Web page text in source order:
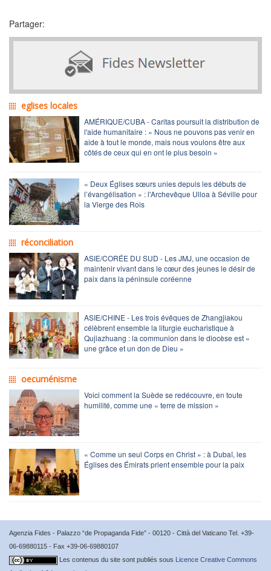
Partager:
eglises locales
AMÉRIQUE/CUBA - Caritas poursuit la distribution de
l'aide humanitaire : « Nous ne pouvons pas venir en
aide à tout le monde, mais nous voulons être aux
côtés de ceux qui en ont le plus besoin »
« Deux Églises sœurs unies depuis les débuts de
l’évangélisation » : l'Archevêque Ulloa à Séville pour
la Vierge des Rois
réconciliation
ASIE/CORÉE DU SUD - Les JMJ, une occasion de
maintenir vivant dans le cœur des jeunes le désir de
paix dans la péninsule coréenne
ASIE/CHINE - Les trois évêques de Zhangjiakou
célèbrent ensemble la liturgie eucharistique à
Qujiazhuang : la communion dans le diocèse est «
une grâce et un don de Dieu »
oecuménisme
Voici comment la Suède se redécouvre, en toute
humilité, comme une « terre de mission »
« Comme un seul Corps en Christ » : à Dubaï, les
Églises des Émirats prient ensemble pour la paix
Agenzia Fides - Palazzo “de Propaganda Fide” - 00120 - Città del Vaticano Tel. +39-
06-69880115 - Fax +39-06-69880107
Les contenus du site sont publiés sous Licence Creative Commons